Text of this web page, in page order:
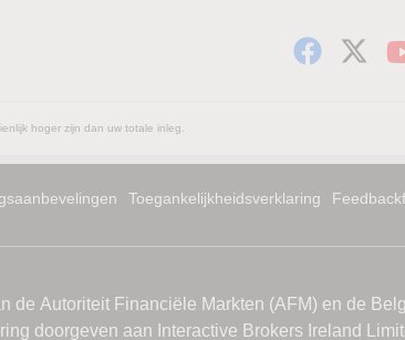
hoger zijn dan uw totale inleg.
Toegankelijkheidsverklaring